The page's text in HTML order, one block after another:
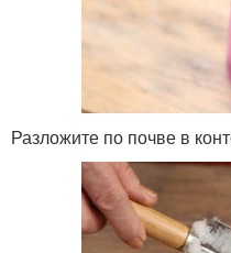
Разложите по почве в